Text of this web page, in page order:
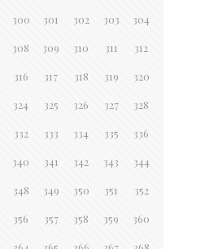
300 301 302 303 304
308 309 310 311 312
316 317 318 319 320
324 325 326 327 328
332 333 334 335 336
340 341 342 343 344
348 349 350 351 352
356 357 358 359 360